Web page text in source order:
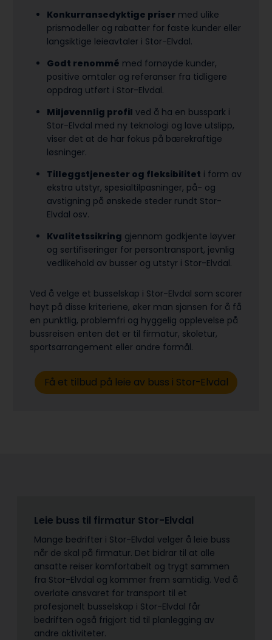
Konkurransedyktige priser med ulike
prismodeller og rabatter for faste kunder eller
langsiktige leieavtaler i Stor-Elvdal.
Godt renommé med fornøyde kunder,
positive omtaler og referanser fra tidligere
oppdrag utført i Stor-Elvdal.
Miljøvennlig profil ved å ha en busspark i
Stor-Elvdal med ny teknologi og lave utslipp,
viser det at de har fokus på bærekraftige
løsninger.
Tilleggstjenester og fleksibilitet i form av
ekstra utstyr, spesialtilpasninger, på- og
avstigning på ønskede steder rundt Stor-
Elvdal osv.
Kvalitetssikring gjennom godkjente løyver
og sertifiseringer for persontransport, jevnlig
vedlikehold av busser og utstyr i Stor-Elvdal.
Ved å velge et busselskap i Stor-Elvdal som scorer
høyt på disse kriteriene, øker man sjansen for å få
en punktlig, problemfri og hyggelig opplevelse på
bussreisen enten det er til firmatur, skoletur,
sports­arrangement eller andre formål.
Få et tilbud på leie av buss i Stor-Elvdal
Leie buss til firmatur Stor-Elvdal
Mange bedrifter i Stor-Elvdal velger å leie buss
når de skal på firmatur. Det bidrar til at alle
ansatte reiser komfortabelt og trygt sammen
fra Stor-Elvdal og kommer frem samtidig. Ved å
overlate ansvaret for transport til et
profesjonelt busselskap i Stor-Elvdal får
bedriften også frigjort tid til planlegging av
andre aktiviteter.